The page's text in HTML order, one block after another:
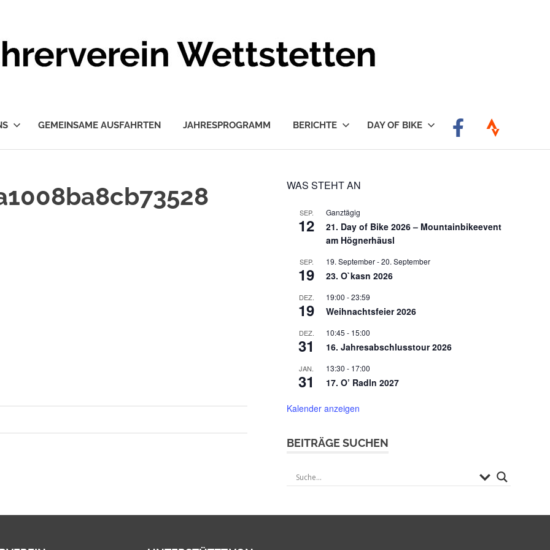
GEMEINSAME AUSFAHRTEN JAHRESPROGRAMM BERICHTE DAY OF BIKE
WAS STEHT AN
SEP.
12
Ganztägig
21. Day of Bike 2026 – Mountainbikeevent
am Högnerhäusl
SEP.
19
19. September-20. September
23. O`kasn 2026
DEZ.
19
19:00 -23:59
Weihnachtsfeier 2026
DEZ.
31
10:45 - 15:00
16. Jahresabschlusstour 2026
JAN.
31
13:30 - 17:00
17. O’ Radln 2027
Kalender anzeigen
BEITRÄGE SUCHEN